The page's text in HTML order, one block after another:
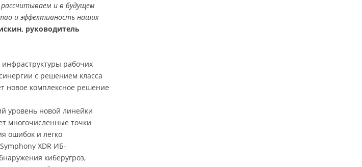
и в будущем
и эффективность наших
руководитель
рабочих
с решением класса
новое комплексное решение
уровень новой линейки
многочисленные точки
ошибок и легко
XDR ИБ-
киберугроз,